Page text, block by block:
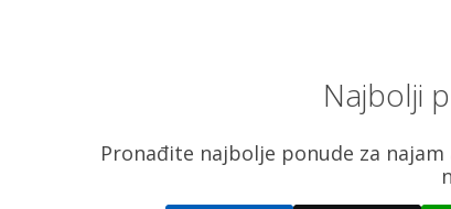
Najbolji
Pronađite najbolje ponude za